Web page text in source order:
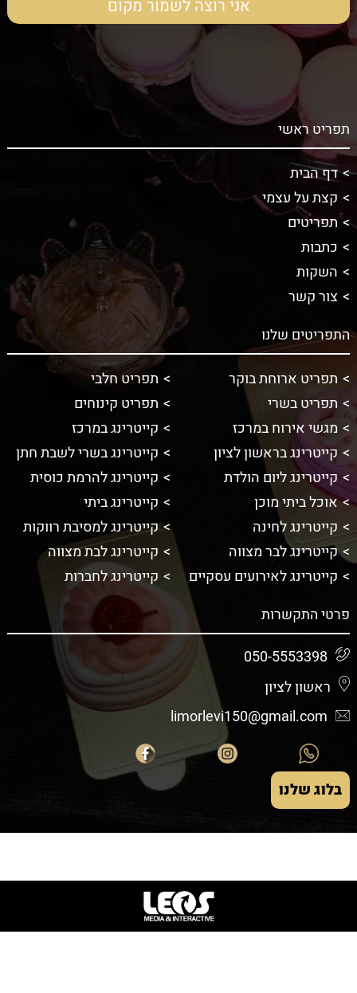
תפריט ראשי
דף הבית
קצת על עצמי
תפריטים
כתבות
השקות
צור קשר
התפריטים שלנו
תפריט ארוחת בוקר
תפריט חלבי
תפריט בשרי
תפריט קינוחים
מגשי אירוח במרכז
קייטרינג במרכז
קייטרינג בראשון לציון
קייטרינג בשרי לשבת חתן
קייטרינג ליום הולדת
קייטרינג להרמת כוסית
אוכל ביתי מוכן
קייטרינג ביתי
קייטרינג לחינה
קייטרינג למסיבת רווקות
קייטרינג לבר מצווה
קייטרינג לבת מצווה
קייטרינג לאירועים עסקיים
קייטרינג לחברות
פרטי התקשרות
050-5553398
ראשון לציון
limorlevi150@gmail.com
בלוג שלנו